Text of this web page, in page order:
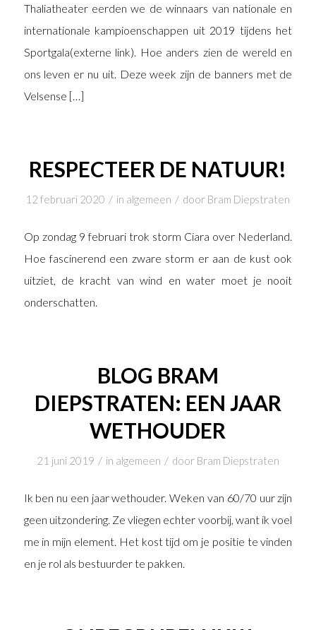
Thaliatheater eerden we de winnaars van nationale en
internationale kampioenschappen uit 2019 tijdens het
Sportgala(externe link). Hoe anders zien de wereld en
ons leven er nu uit. Deze week zijn de banners met de
Velsense […]
RESPECTEER DE NATUUR!
12 februari 2020 / in algemeen / door Bram Diepstraten
Op zondag 9 februari trok storm Ciara over Nederland.
Hoe fascinerend een zware storm er aan de kust ook
uitziet, de kracht van wind en water moet je nooit
onderschatten.
BLOG BRAM
DIEPSTRATEN: EEN JAAR
WETHOUDER
21 juni 2019 / in algemeen / door Bram Diepstraten
Ik ben nu een jaar wethouder. Weken van 60/70 uur zijn
geen uitzondering. Ze vliegen echter voorbij, want ik voel
me in mijn element. Het kost tijd om je positie te vinden
en je rol als bestuurder te pakken.